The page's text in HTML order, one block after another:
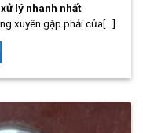
lý nhanh nhất
xuyên gặp phải của[...]